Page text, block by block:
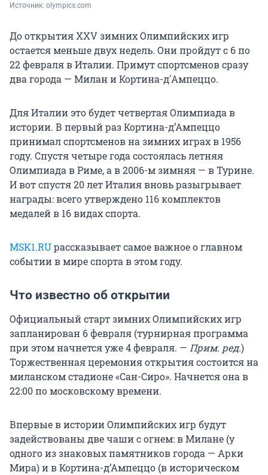
Источник: olympics.com
До открытия XXV зимних Олимпийских игр
остается меньше двух недель. Они пройдут с 6 по
22 февраля в Италии. Примут спортсменов сразу
два города — Милан и Кортина-д'Ампеццо.
Для Италии это будет четвертая Олимпиада в
истории. В первый раз Кортина-д’Ампеццо
принимал спортсменов на зимних играх в 1956
году. Спустя четыре года состоялась летняя
Олимпиада в Риме, а в 2006-м зимняя — в Турине.
И вот спустя 20 лет Италия вновь разыгрывает
награды: всего утверждено 116 комплектов
медалей в 16 видах спорта.
MSK1.RUрассказывает самое важное о главном
событии в мире спорта в этом году.
Что известно об открытии
Официальный старт зимних Олимпийских игр
запланирован 6 февраля (турнирная программа
при этом начнется уже 4 февраля. — Прим. ред.)
Торжественная церемония открытия состоится на
миланском стадионе «Сан-Сиро». Начнется она в
22:00 по московскому времени.
Впервые в истории Олимпийских игр будут
задействованы две чаши с огнем: в Милане (у
одного из знаковых памятников города — Арки
Мира) и в Кортина-д’Ампеццо (в историческом